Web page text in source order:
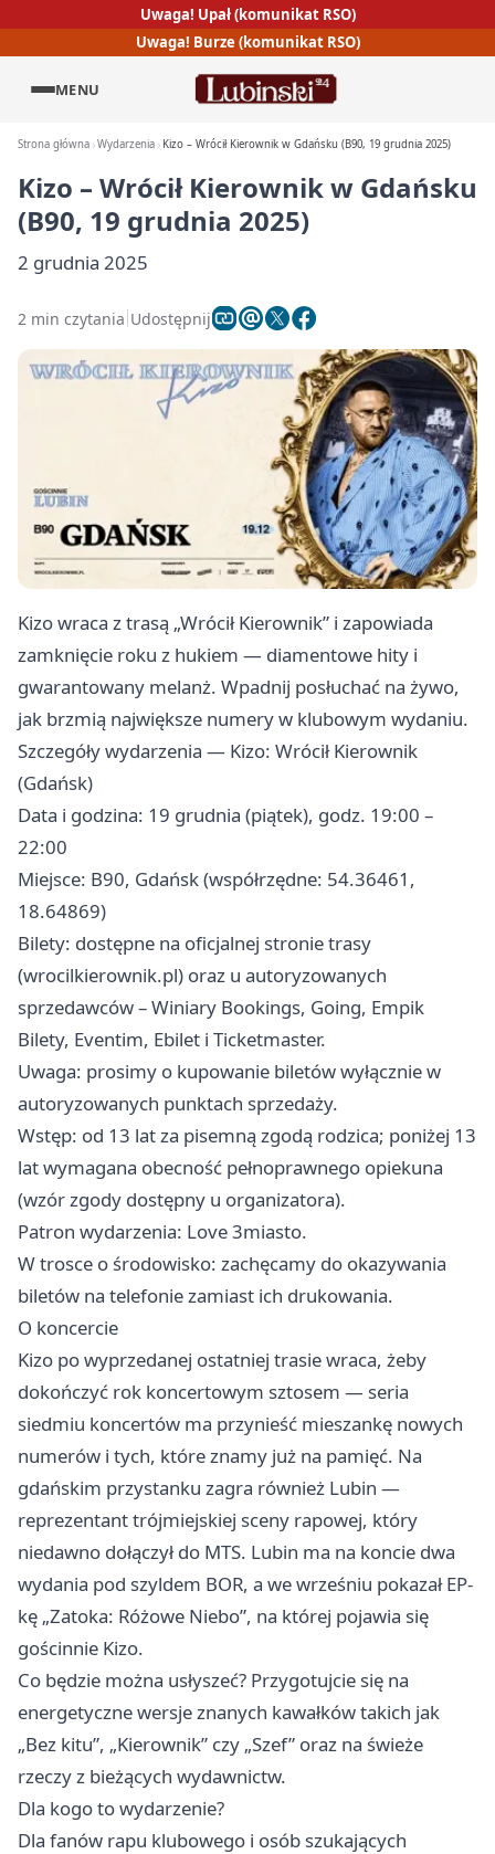
Uwaga! Upał (komunikat RSO)
Uwaga! Burze (komunikat RSO)
MENU
Strona główna Wydarzenia Kizo – Wrócił Kierownik w Gdańsku (B90, 19 grudnia 2025)
Kizo – Wrócił Kierownik w Gdańsku
(B90, 19 grudnia 2025)
2 grudnia 2025
2 min czytania Udostępnij
Kizo wraca z trasą „Wrócił Kierownik” i zapowiada
zamknięcie roku z hukiem — diamentowe hity i
gwarantowany melanż. Wpadnij posłuchać na żywo,
jak brzmią największe numery w klubowym wydaniu.
Szczegóły wydarzenia — Kizo: Wrócił Kierownik
(Gdańsk)
Data i godzina: 19 grudnia (piątek), godz. 19:00 –
22:00
Miejsce: B90, Gdańsk (współrzędne: 54.36461,
18.64869)
Bilety: dostępne na oficjalnej stronie trasy
(wrocilkierownik.pl) oraz u autoryzowanych
sprzedawców – Winiary Bookings, Going, Empik
Bilety, Eventim, Ebilet i Ticketmaster.
Uwaga: prosimy o kupowanie biletów wyłącznie w
autoryzowanych punktach sprzedaży.
Wstęp: od 13 lat za pisemną zgodą rodzica; poniżej 13
lat wymagana obecność pełnoprawnego opiekuna
(wzór zgody dostępny u organizatora).
Patron wydarzenia: Love 3miasto.
W trosce o środowisko: zachęcamy do okazywania
biletów na telefonie zamiast ich drukowania.
O koncercie
Kizo po wyprzedanej ostatniej trasie wraca, żeby
dokończyć rok koncertowym sztosem — seria
siedmiu koncertów ma przynieść mieszankę nowych
numerów i tych, które znamy już na pamięć. Na
gdańskim przystanku zagra również Lubin —
reprezentant trójmiejskiej sceny rapowej, który
niedawno dołączył do MTS. Lubin ma na koncie dwa
wydania pod szyldem BOR, a we wrześniu pokazał EP-
kę „Zatoka: Różowe Niebo”, na której pojawia się
gościnnie Kizo.
Co będzie można usłyszeć? Przygotujcie się na
energetyczne wersje znanych kawałków takich jak
„Bez kitu”, „Kierownik” czy „Szef” oraz na świeże
rzeczy z bieżących wydawnictw.
Dla kogo to wydarzenie?
Dla fanów rapu klubowego i osób szukających